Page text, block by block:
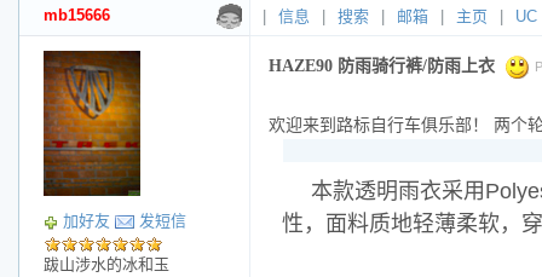
投票帖
交易帖
小字报
mb15666
信息 搜索 邮箱 主页 UC
加好友 发短信
跋山涉水的冰和玉
HAZE90 防雨骑行裤/防雨上衣
欢迎来到路标自行车俱乐部！ 两个
本款透明雨衣采用
性，面料质地轻薄柔软，